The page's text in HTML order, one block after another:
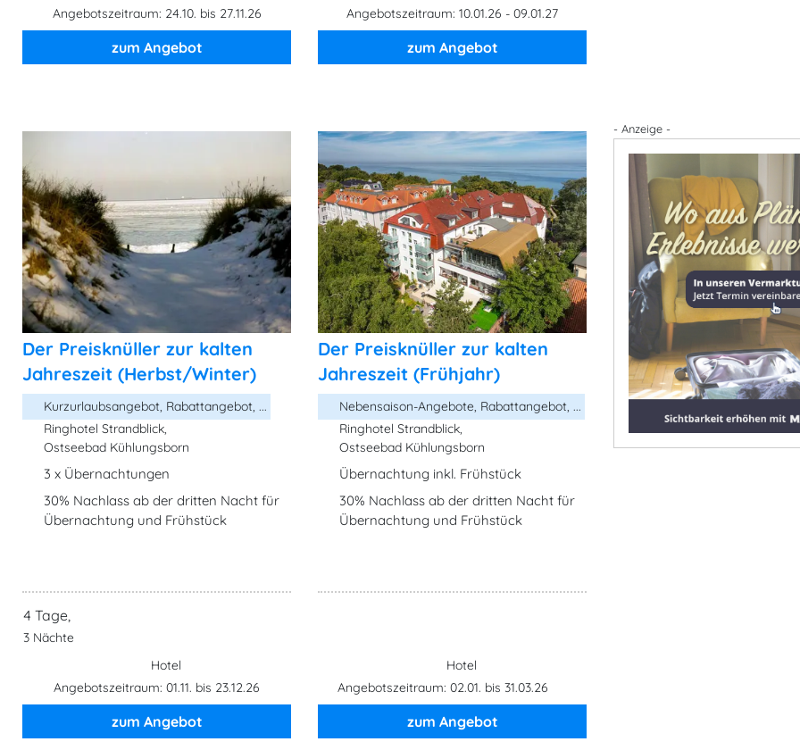
Angebotszeitraum: 24.10. bis 27.11.26
zum Angebot
Angebotszeitraum: 10.01.26 - 09.01.27
zum Angebot
Der Preisknüller zur kalten
Jahreszeit (Herbst/Winter)
Kurzurlaubsangebot, Rabattangebot, ...
Ringhotel Strandblick,
Ostseebad Kühlungsborn
3 x Übernachtungen
30% Nachlass ab der dritten Nacht für
Übernachtung und Frühstück
4 Tage,
3 Nächte
Hotel
Angebotszeitraum: 01.11. bis 23.12.26
zum Angebot
Der Preisknüller zur kalten
Jahreszeit (Frühjahr)
Nebensaison-Angebote, Rabattangebot, ...
Ringhotel Strandblick,
Ostseebad Kühlungsborn
Übernachtung inkl. Frühstück
30% Nachlass ab der dritten Nacht für
Übernachtung und Frühstück
Hotel
Angebotszeitraum: 02.01. bis 31.03.26
zum Angebot
- Anzeige -